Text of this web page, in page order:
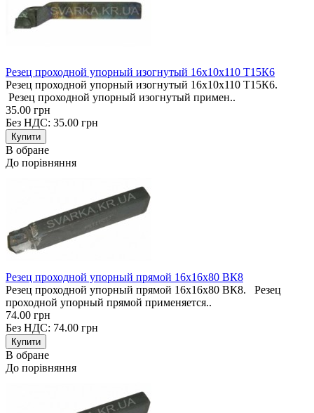
Резец проходной упорный изогнутый 16х10х110 Т15К6
Резец проходной упорный изогнутый 16х10х110 Т15К6.
Резец проходной упорный изогнутый примен..
35.00 грн
Без НДС: 35.00 грн
В обране
До порівняння
Резец проходной упорный прямой 16х16х80 ВК8
Резец проходной упорный прямой 16х16х80 ВК8. Резец
проходной упорный прямой применяется..
74.00 грн
Без НДС: 74.00 грн
В обране
До порівняння